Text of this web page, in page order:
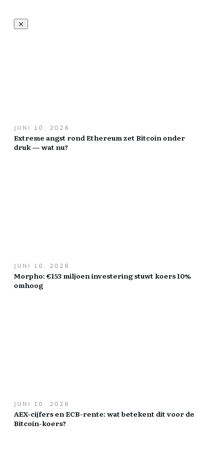
JUNI 10, 2026
Extreme angst rond Ethereum zet Bitcoin onder
druk — wat nu?
JUNI 10, 2026
Morpho: €153 miljoen investering stuwt koers 10%
omhoog
JUNI 10, 2026
AEX-cijfers en ECB-rente: wat betekent dit voor de
Bitcoin-koers?